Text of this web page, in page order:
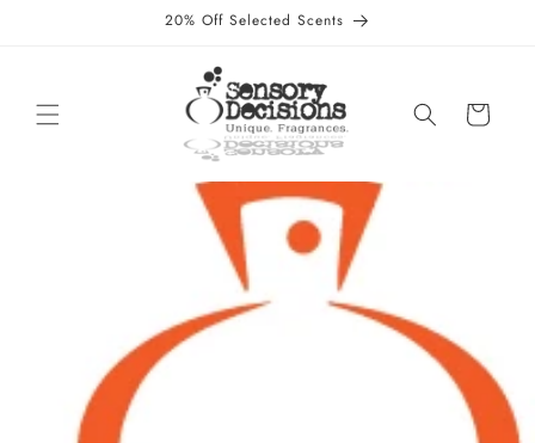
20% Off Selected Scents
Cart